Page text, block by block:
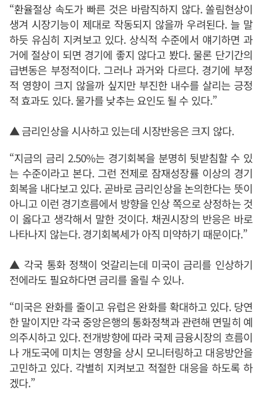
“환율절상 속도가 빠른 것은 바람직하지 않다. 쏠림현상이
생겨 시장기능이 제대로 작동되지 않을까 우려된다. 늘 말
하듯 유심히 지켜보고 있다. 상식적 수준에서 얘기하면 과
거에 절상이 되면 경기에 좋지 않다고 봤다. 물론 단기간의
급변동은 부정적이다. 그러나 과거와 다르다. 경기에 부정
적 영향이 크지 않을까 싶지만 부진한 내수를 살리는 긍정
적 효과도 있다. 물가를 낮추는 요인도 될 수 있다.”
▲ 금리인상을 시사하고 있는데 시장반응은 크지 않다.
“지금의 금리 2.50%는 경기회복을 분명히 뒷받침할 수 있
는 수준이라고 본다. 그런 전제로 잠재성장률 이상의 경기
회복을 내다보고 있다. 곧바로 금리인상을 논의한다는 뜻이
아니고 이런 경기흐름에서 방향을 인상 쪽으로 상정하는 것
이 옳다고 생각해서 말한 것이다. 채권시장의 반응은 바로
나타나지 않는다. 경기회복세가 아직 미약하기 때문이다.”
▲ 각국 통화 정책이 엇갈리는데 미국이 금리를 인상하기
전에라도 필요하다면 금리를 올릴 수 있나.
“미국은 완화를 줄이고 유럽은 완화를 확대하고 있다. 당연
한 말이지만 각국 중앙은행의 통화정책과 관련해 면밀히 예
의주시하고 있다. 전개방향에 따라 국제 금융시장의 흐름이
나 개도국에 미치는 영향을 상시 모니터링하고 대응방안을
고민하고 있다. 각별히 지켜보고 적절한 대응을 하도록 하
겠다.”